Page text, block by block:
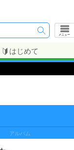
メニュー
はじめて
アルバム